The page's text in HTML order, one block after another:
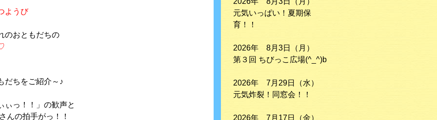
ようび
のおともだちの
だちをご紹介～♪
ぃっ！！」の歓声と
んの拍手がっ！！
元気いっぱい！夏期保
育！！
2026年 8月3日（月）
第３回 ちびっこ広場(^_^)b
2026年 7月29日（水）
元気炸裂！同窓会！！
2026年 7月17日（金）